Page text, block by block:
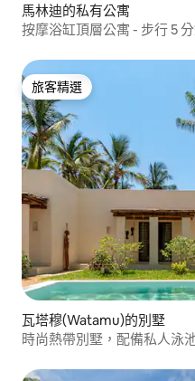
馬林迪的私有公寓
按摩浴缸頂層公寓 - 步行 5
旅客精選
旅客精選
瓦塔穆(Watamu)的別墅
時尚熱帶別墅，配備私人泳